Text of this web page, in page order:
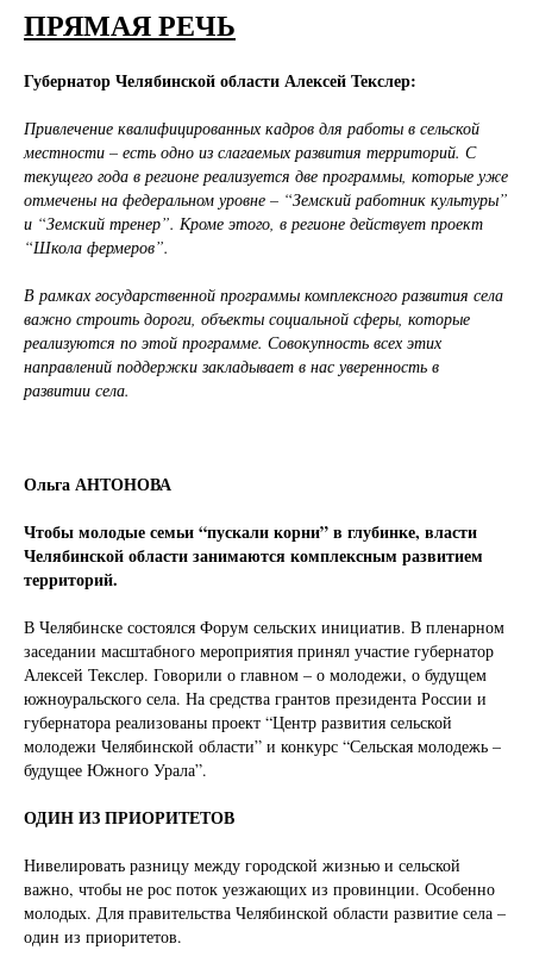
ПРЯМАЯ РЕЧЬ
Губернатор Челябинской области Алексей Текслер:
Привлечение квалифицированных кадров для работы в сельской
местности – есть одно из слагаемых развития территорий. С
текущего года в регионе реализуется две программы, которые уже
отмечены на федеральном уровне – “Земский работник культуры”
и “Земский тренер”. Кроме этого, в регионе действует проект
“Школа фермеров”.
В рамках государственной программы комплексного развития села
важно строить дороги, объекты социальной сферы, которые
реализуются по этой программе. Совокупность всех этих
направлений поддержки закладывает в нас уверенность в
развитии села.
Ольга АНТОНОВА
Чтобы молодые семьи “пускали корни” в глубинке, власти
Челябинской области занимаются комплексным развитием
территорий.
В Челябинске состоялся Форум сельских инициатив. В пленарном
заседании масштабного мероприятия принял участие губернатор
Алексей Текслер. Говорили о главном – о молодежи, о будущем
южноуральского села. На средства грантов президента России и
губернатора реализованы проект “Центр развития сельской
молодежи Челябинской области” и конкурс “Сельская молодежь –
будущее Южного Урала”.
ОДИН ИЗ ПРИОРИТЕТОВ
Нивелировать разницу между городской жизнью и сельской
важно, чтобы не рос поток уезжающих из провинции. Особенно
молодых. Для правительства Челябинской области развитие села –
один из приоритетов.